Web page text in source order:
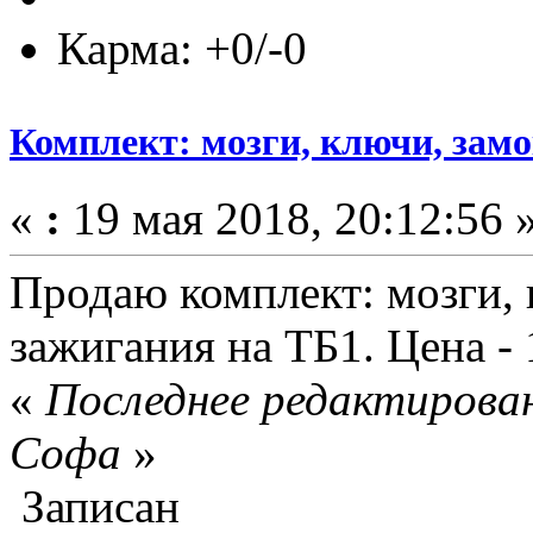
Карма: +0/-0
Комплект: мозги, ключи,
« : 19 мая 2018, 20:12:56
Продаю комплект:
зажигания на ТБ1. Цена -
« Последнее
Софа »
Записан